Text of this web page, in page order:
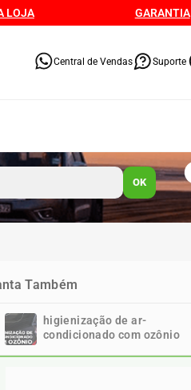
LOJA GARANTIA
Central de Vendas Suporte
OK
Também
higienização de ar-
condicionado com ozônio